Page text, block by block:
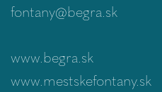
fontany@begra.sk
www.begra.sk
www.mestskefontany.sk